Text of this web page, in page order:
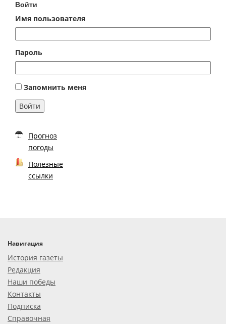
Войти
Имя пользователя
Пароль
Запомнить меня
Войти
Прогноз
погоды
Полезные
ссылки
Навигация
История газеты
Редакция
Наши победы
Контакты
Подписка
Справочная